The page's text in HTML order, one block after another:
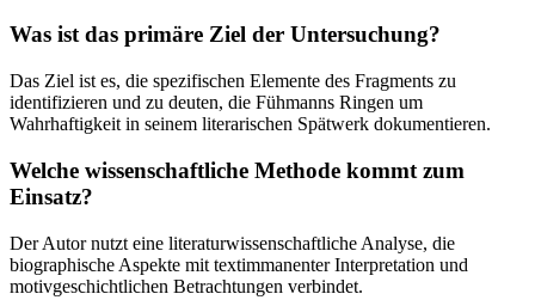
Was ist das primäre Ziel der Untersuchung?
Das Ziel ist es, die spezifischen Elemente des Fragments zu
identifizieren und zu deuten, die Fühmanns Ringen um
Wahrhaftigkeit in seinem literarischen Spätwerk dokumentieren.
Welche wissenschaftliche Methode kommt zum
Einsatz?
Der Autor nutzt eine literaturwissenschaftliche Analyse, die
biographische Aspekte mit textimmanenter Interpretation und
motivgeschichtlichen Betrachtungen verbindet.